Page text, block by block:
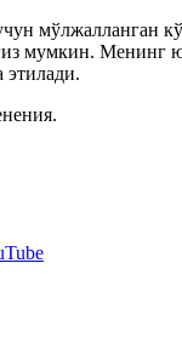
мўлжалланган
мумкин. Менинг
этилади.